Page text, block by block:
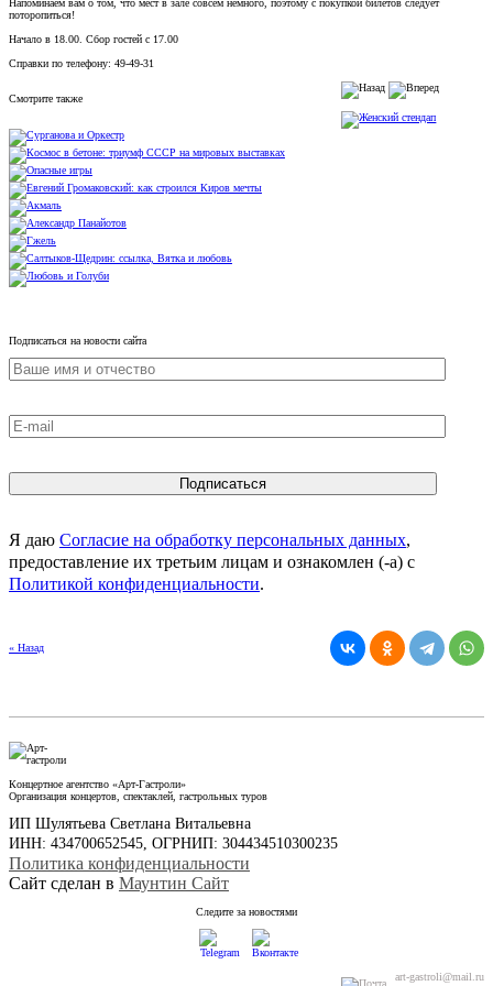
Напоминаем вам о том, что мест в зале совсем немного, поэтому с покупкой билетов следует
поторопиться!
Начало в 18.00. Сбор гостей с 17.00
Справки по телефону: 49-49-31
Смотрите также
Подписаться на новости сайта
Я даю Согласие на обработку персональных данных,
предоставление их третьим лицам и ознакомлен (-а) c
Политикой конфиденциальности.
« Назад
Концертное агентство «Арт-Гастроли»
Организация концертов, спектаклей, гастрольных туров
ИП Шулятьева Светлана Витальевна
ИНН: 434700652545, ОГРНИП: 304434510300235
Политика конфиденциальности
Сайт сделан в Маунтин Сайт
Следите за новостями
art-gastroli@mail.ru